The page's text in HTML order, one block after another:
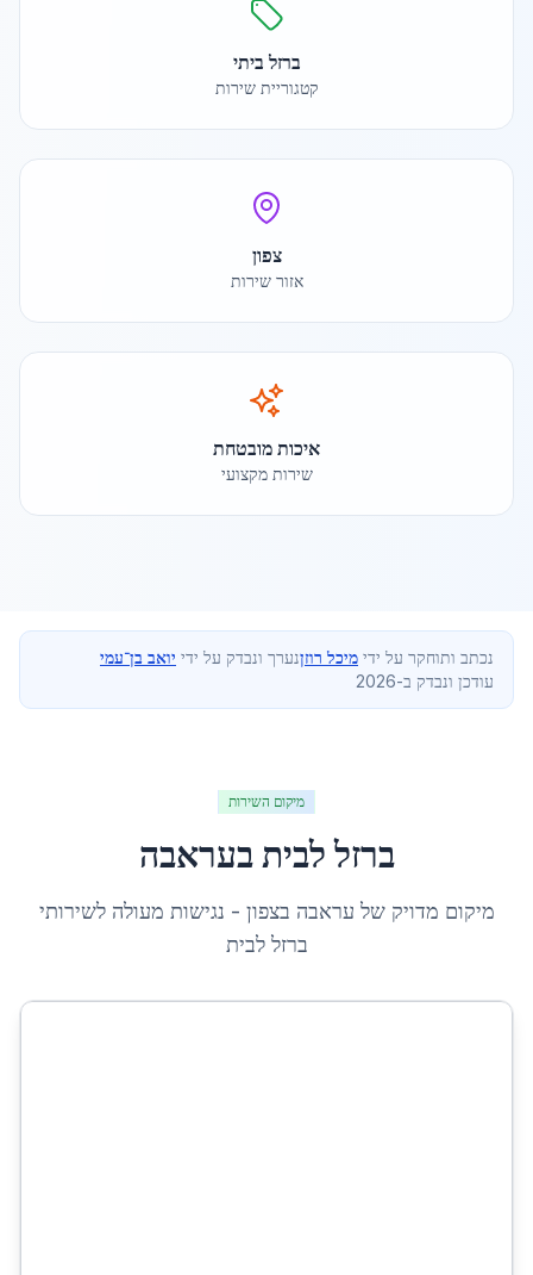
ברזל ביתי
קטגוריית שירות
צפון
אזור שירות
איכות מובטחת
שירות מקצועי
נכתב ותוחקר על ידי מיכל רוזןנערך ונבדק על ידי יואב בן־עמי
עודכן ונבדק ב-2026
מיקום השירות
ברזל לבית בעראבה
מיקום מדויק של עראבה בצפון - נגישות מעולה לשירותי
ברזל לבית